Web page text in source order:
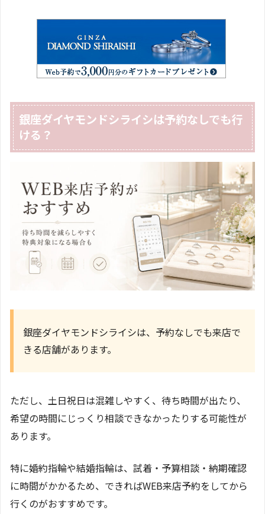
銀座ダイヤモンドシライシは予約なしでも行
ける？
銀座ダイヤモンドシライシは、予約なしでも来店で
きる店舗があります。
ただし、土日祝日は混雑しやすく、待ち時間が出たり、
希望の時間にじっくり相談できなかったりする可能性が
あります。
特に婚約指輪や結婚指輪は、試着・予算相談・納期確認
に時間がかかるため、できればWEB来店予約をしてから
行くのがおすすめです。